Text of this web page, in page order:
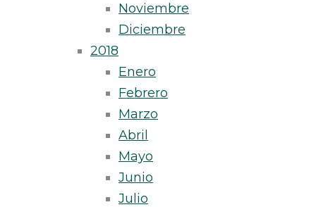
Noviembre
Diciembre
2018
Enero
Febrero
Marzo
Abril
Mayo
Junio
Julio